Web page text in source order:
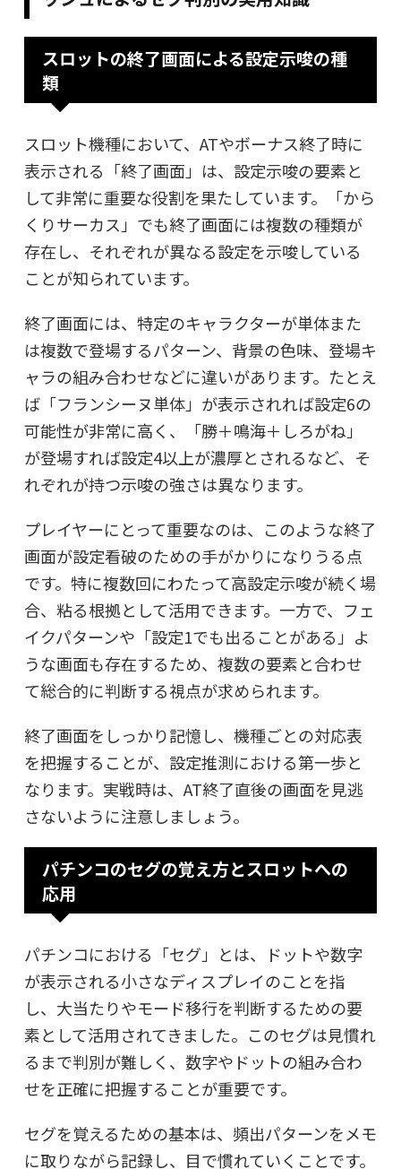
スロットの終了画面による設定示唆の種
類
スロット機種において、ATやボーナス終了時に
表示される「終了画面」は、設定示唆の要素と
して非常に重要な役割を果たしています。「から
くりサーカス」でも終了画面には複数の種類が
存在し、それぞれが異なる設定を示唆している
ことが知られています。
終了画面には、特定のキャラクターが単体また
は複数で登場するパターン、背景の色味、登場キ
ャラの組み合わせなどに違いがあります。たとえ
ば「フランシーヌ単体」が表示されれば設定6の
可能性が非常に高く、「勝＋鳴海＋しろがね」
が登場すれば設定4以上が濃厚とされるなど、そ
れぞれが持つ示唆の強さは異なります。
プレイヤーにとって重要なのは、このような終了
画面が設定看破のための手がかりになりうる点
です。特に複数回にわたって高設定示唆が続く場
合、粘る根拠として活用できます。一方で、フェ
イクパターンや「設定1でも出ることがある」よ
うな画面も存在するため、複数の要素と合わせ
て総合的に判断する視点が求められます。
終了画面をしっかり記憶し、機種ごとの対応表
を把握することが、設定推測における第一歩と
なります。実戦時は、AT終了直後の画面を見逃
さないように注意しましょう。
パチンコのセグの覚え方とスロットへの
応用
パチンコにおける「セグ」とは、ドットや数字
が表示される小さなディスプレイのことを指
し、大当たりやモード移行を判断するための要
素として活用されてきました。このセグは見慣れ
るまで判別が難しく、数字やドットの組み合わ
せを正確に把握することが重要です。
セグを覚えるための基本は、頻出パターンをメモ
に取りながら記録し、目で慣れていくことです。